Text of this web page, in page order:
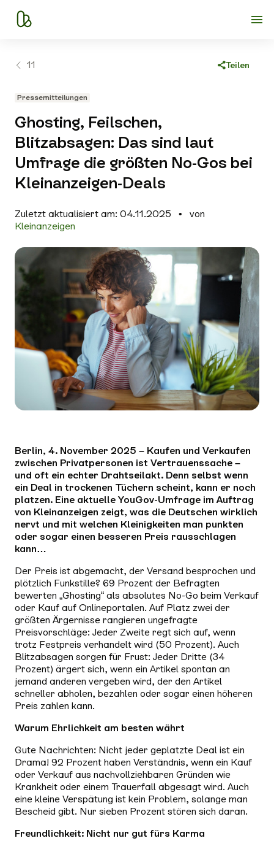
11 Teilen
X
WhatsApp
E-Mail
Pressemitteilungen
Ghosting, Feilschen,
Blitzabsagen: Das sind laut
Umfrage die größten No-Gos bei
Kleinanzeigen-Deals
Zuletzt aktualisiert am: 04.11.2025
von
Kleinanzeigen
Berlin, 4. November 2025 – Kaufen und Verkaufen
zwischen Privatpersonen ist Vertrauenssache –
und oft ein echter Drahtseilakt. Denn selbst wenn
ein Deal in trockenen Tüchern scheint, kann er noch
platzen. Eine aktuelle YouGov-Umfrage im Auftrag
von Kleinanzeigen zeigt, was die Deutschen wirklich
nervt und mit welchen Kleinigkeiten man punkten
oder sogar einen besseren Preis rausschlagen
kann…
Der Preis ist abgemacht, der Versand besprochen und
plötzlich Funkstille? 69 Prozent der Befragten
bewerten „Ghosting“ als absolutes No-Go beim Verkauf
oder Kauf auf Onlineportalen. Auf Platz zwei der
größten Ärgernisse rangieren ungefragte
Preisvorschläge: Jeder Zweite regt sich auf, wenn
trotz Festpreis verhandelt wird (50 Prozent). Auch
Blitzabsagen sorgen für Frust: Jeder Dritte (34
Prozent) ärgert sich, wenn ein Artikel spontan an
jemand anderen vergeben wird, der den Artikel
schneller abholen, bezahlen oder sogar einen höheren
Preis zahlen kann.
Warum Ehrlichkeit am besten währt
Gute Nachrichten: Nicht jeder geplatzte Deal ist ein
Drama! 92 Prozent haben Verständnis, wenn ein Kauf
oder Verkauf aus nachvollziehbaren Gründen wie
Krankheit oder einem Trauerfall abgesagt wird. Auch
eine kleine Verspätung ist kein Problem, solange man
Bescheid gibt. Nur sieben Prozent stören sich daran.
Freundlichkeit: Nicht nur gut fürs Karma